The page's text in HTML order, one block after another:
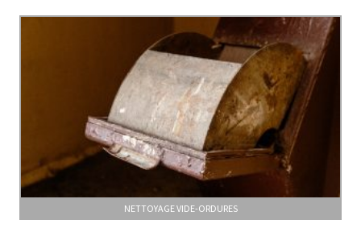
NETTOYAGE VIDE-ORDURES